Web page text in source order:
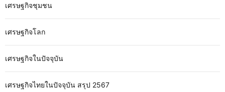
เศรษฐกิจชุมชน
เศรษฐกิจโลก
เศรษฐกิจในปัจจุบัน
เศรษฐกิจไทยในปัจจุบัน สรุป 2567